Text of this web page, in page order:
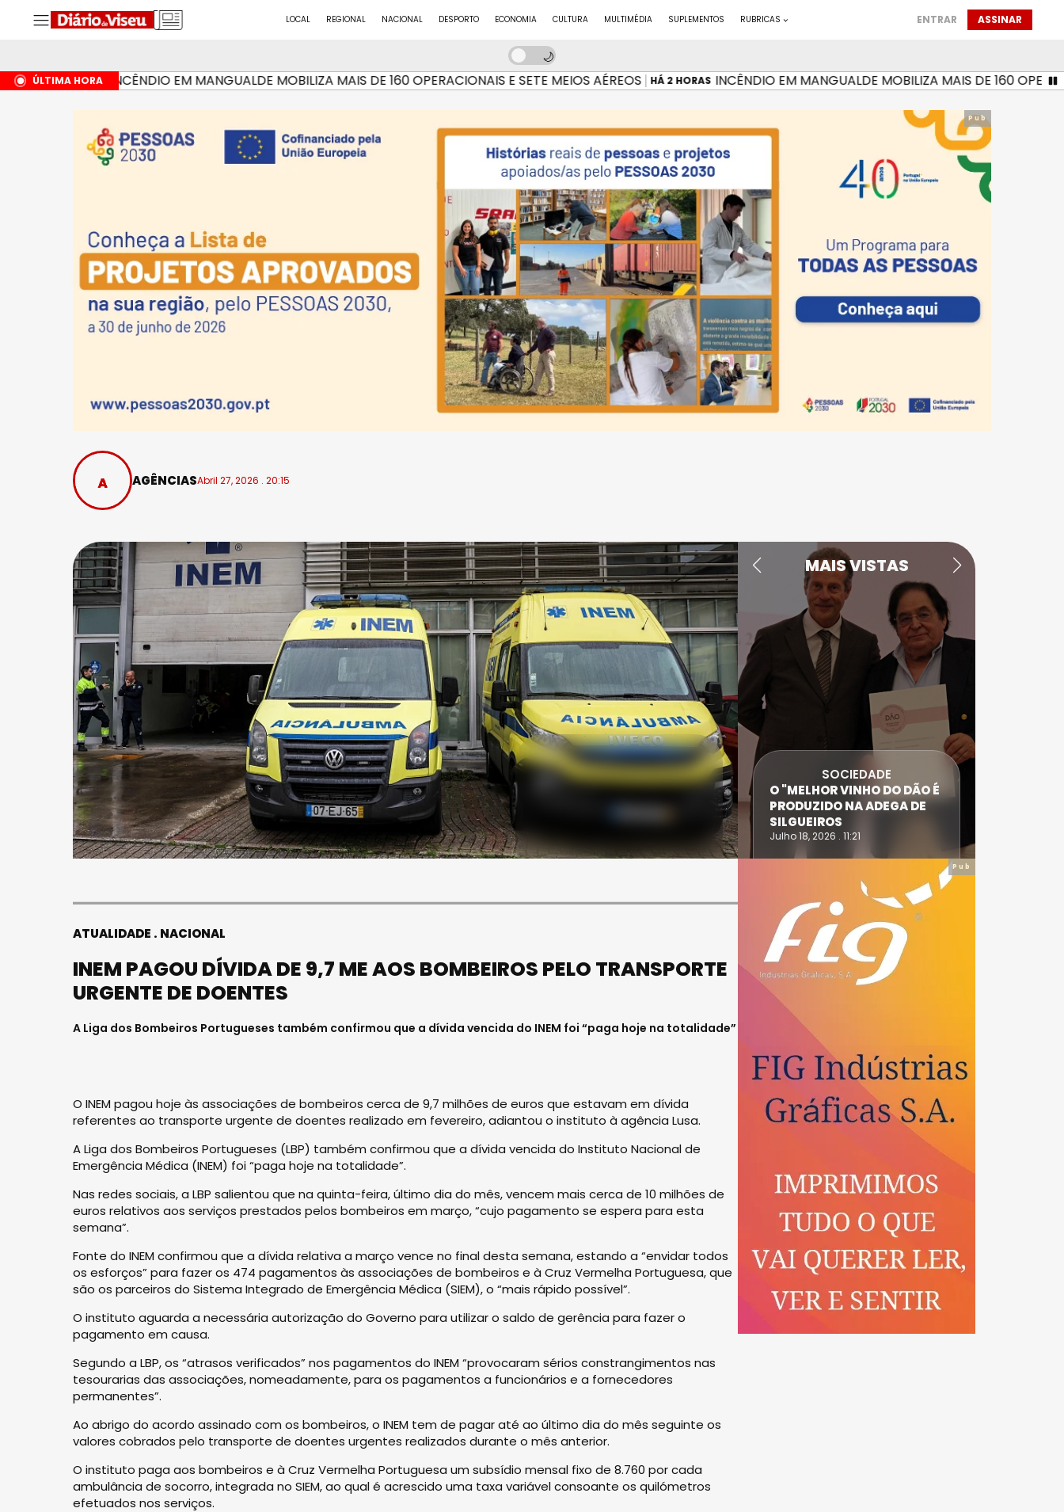
LOCAL REGIONAL NACIONAL DESPORTO ECONOMIA CULTURA MULTIMÉDIA SUPLEMENTOS RUBRICAS ENTRAR ASSINAR
ÚLTIMA HORA
HÁ 2 HORAS INCÊNDIO EM MANGUALDE MOBILIZA MAIS DE 160 OPERACIONAIS E SETE MEIOS AÉREOS HÁ 2 HORAS INCÊNDIO EM MANGUALDE MOBILIZA MAIS DE 160
Pub
AGÊNCIASAbril 27, 2026 . 20:15
ATUALIDADE NACIONAL
INEM PAGOU DÍVIDA DE 9,7 ME AOS BOMBEIROS PELO TRANSPORTE
URGENTE DE DOENTES
A Liga dos Bombeiros Portugueses também confirmou que a dívida vencida do INEM foi “paga hoje na totalidade”
O INEM pagou hoje às associações de bombeiros cerca de 9,7 milhões de euros que estavam em dívida
referentes ao transporte urgente de doentes realizado em fevereiro, adiantou o instituto à agência Lusa.
A Liga dos Bombeiros Portugueses (LBP) também confirmou que a dívida vencida do Instituto Nacional de
Emergência Médica (INEM) foi “paga hoje na totalidade”.
Nas redes sociais, a LBP salientou que na quinta-feira, último dia do mês, vencem mais cerca de 10 milhões de
euros relativos aos serviços prestados pelos bombeiros em março, “cujo pagamento se espera para esta
semana”.
Fonte do INEM confirmou que a dívida relativa a março vence no final desta semana, estando a “envidar todos
os esforços” para fazer os 474 pagamentos às associações de bombeiros e à Cruz Vermelha Portuguesa, que
são os parceiros do Sistema Integrado de Emergência Médica (SIEM), o “mais rápido possível”.
O instituto aguarda a necessária autorização do Governo para utilizar o saldo de gerência para fazer o
pagamento em causa.
Segundo a LBP, os “atrasos verificados” nos pagamentos do INEM “provocaram sérios constrangimentos nas
tesourarias das associações, nomeadamente, para os pagamentos a funcionários e a fornecedores
permanentes”.
Ao abrigo do acordo assinado com os bombeiros, o INEM tem de pagar até ao último dia do mês seguinte os
valores cobrados pelo transporte de doentes urgentes realizados durante o mês anterior.
O instituto paga aos bombeiros e à Cruz Vermelha Portuguesa um subsídio mensal fixo de 8.760 por cada
ambulância de socorro, integrada no SIEM, ao qual é acrescido uma taxa variável consoante os quilómetros
efetuados nos serviços.
MAIS VISTAS
SOCIEDADE
ASAE APREENDE CERCA DE
21 MIL LITROS DE VINHO E
ESPUMANTE NA REGIÃO
Julho 11, 2026 . 10:41
SOCIEDADE
O "MELHOR VINHO DO DÃO É
PRODUZIDO NA ADEGA DE
SILGUEIROS
Julho 18, 2026 . 11:21
Pub